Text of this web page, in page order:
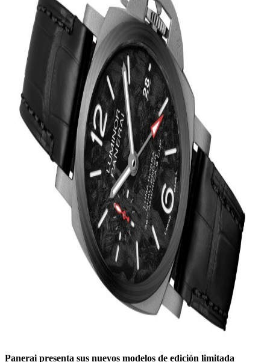
Panerai presenta sus nuevos modelos de edición limitada